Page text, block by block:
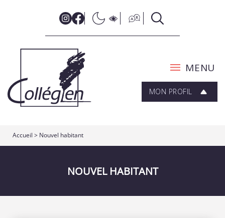
MENU
MON PROFIL
Accueil > Nouvel habitant
NOUVEL HABITANT